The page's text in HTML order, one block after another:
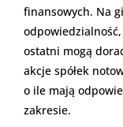
finansowych. Na
ostatni mogą
akcje spółek
o ile mają
zakresie.